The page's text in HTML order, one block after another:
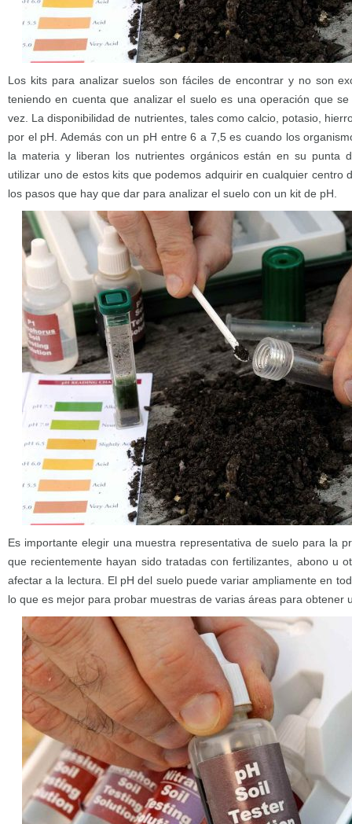
Los kits para analizar suelos son fáciles de encontrar y no son
teniendo en cuenta que analizar el suelo es una operación que
vez. La disponibilidad de nutrientes, tales como calcio, potasio,
por el pH. Además con un pH entre 6 a 7,5 es cuando los
la materia y liberan los nutrientes orgánicos están en su punta
utilizar uno de estos kits que podemos adquirir en cualquier centro
los pasos que hay que dar para analizar el suelo con un kit de pH.
Es importante elegir una muestra representativa de suelo para la
que recientemente hayan sido tratadas con fertilizantes, abono u
afectar a la lectura. El pH del suelo puede variar ampliamente en
lo que es mejor para probar muestras de varias áreas para obtener